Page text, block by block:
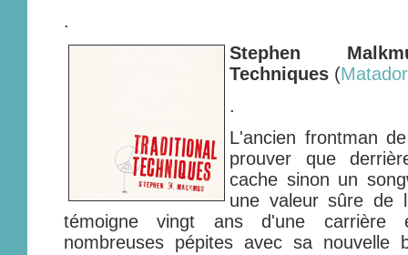
.
Stephen
Techniques (Matador
.
L'ancien frontman
prouver que
cache sinon un
une valeur sûre de
témoigne vingt ans d'une carrière
nombreuses pépites avec sa nouvelle